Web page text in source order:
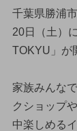
千葉県勝浦
20日（土）
TOKYU」が
家族みんな
クショップ
中楽しめる